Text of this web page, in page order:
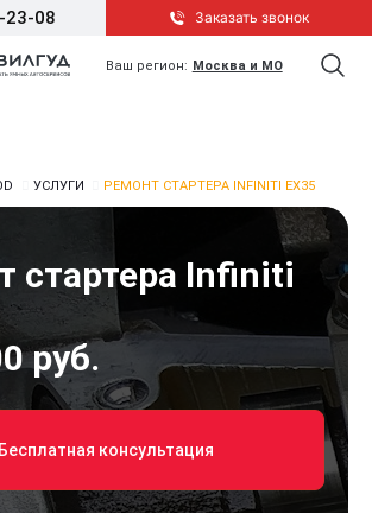
23-08 Заказать звонок
Ваш регион: Москва и МО
УСЛУГИ РЕМОНТ СТАРТЕРА INFINITI EX35
стартера Infiniti
руб.
Бесплатная консультация